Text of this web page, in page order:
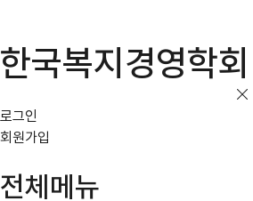
한국복지경영학회
로그인
회원가입
전체메뉴